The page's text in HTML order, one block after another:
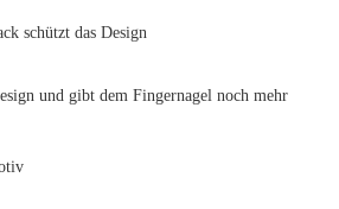
und gibt dem Fingernagel noch mehr